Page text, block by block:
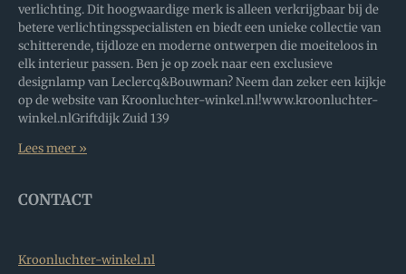
verlichting. Dit hoogwaardige merk is alleen verkrijgbaar bij de
betere verlichtingsspecialisten en biedt een unieke collectie van
schitterende, tijdloze en moderne ontwerpen die moeiteloos in
elk interieur passen. Ben je op zoek naar een exclusieve
designlamp van Leclercq&Bouwman? Neem dan zeker een kijkje
op de website van Kroonluchter-winkel.nl!www.kroonluchter-
winkel.nlGriftdijk Zuid 139
Lees meer »
CONTACT
Kroonluchter-winkel.nl